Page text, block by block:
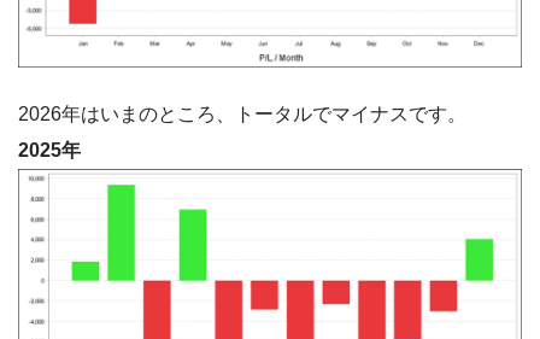
2026年はいまのところ、トータルでマイナスです。
2025年